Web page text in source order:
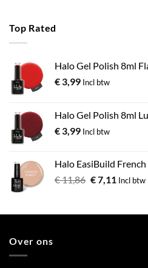
Top Rated
Halo Gel Polish 8ml
€ 3,99 Incl btw
Halo Gel Polish 8ml
€ 3,99 Incl btw
Halo EasiBuild
€11,86 €7,11 Incl btw
Over ons